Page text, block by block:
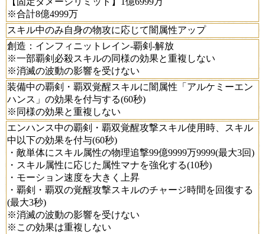
※合計8億4999万
スキル中のみ自身の物攻に応じて闇属性アップ
創造：インフィニットレイン-覇剣-解放
※一部覇剣必殺スキルの同様の効果と重複しない
※消滅の波動の影響を受けない
装備中の覇剣・覇双覚醒スキルに闇属性「アルケミーエン
ハンス」の効果を付与する(60秒)
※同様の効果と重複しない
エンハンス中の覇剣・覇双覚醒攻撃スキル使用時、スキル
中以下の効果を付与(60秒)
・敵単体にスキル属性の物理追撃99億9999万9999(最大3回)
・スキル属性に応じた属性マナを強化する(10秒)
・モーション速度を大きく上昇
・覇剣・覇双の覚醒攻撃スキルのチャージ時間を回復する
(最大3秒)
※消滅の波動の影響を受けない
※この効果は重複しない